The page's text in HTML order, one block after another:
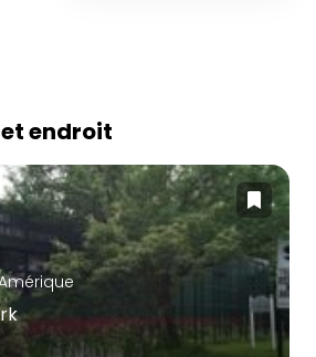
endroit